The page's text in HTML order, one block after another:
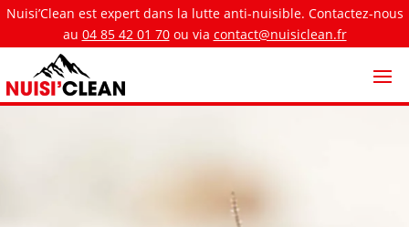
Nuisi’Clean est expert dans la lutte anti-nuisible. Contactez-nous
au 04 85 42 01 70ou via contact@nuisiclean.fr